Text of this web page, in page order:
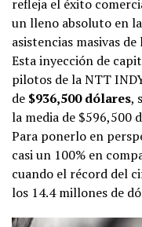
refleja el éxito
un lleno absoluto en
asistencias masivas
Esta inyección de
pilotos de la NTT
de $936,500 dólares,
la media de $596,500
Para ponerlo en
casi un 100% en
cuando el récord del
los 14.4 millones de